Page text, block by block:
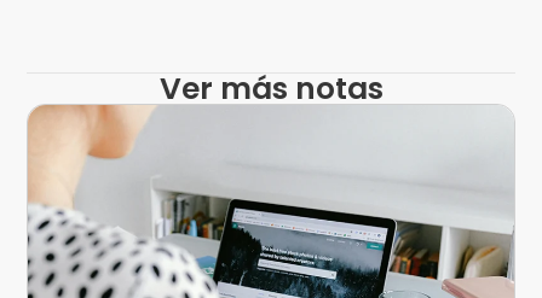
Ver más notas